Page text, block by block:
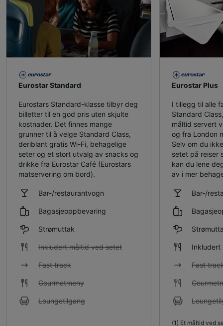
Eurostar Standard
Eurostars Standard-klasse tilbyr deg
billetter til en god pris uten skjulte
kostnader. Det finnes mange
grunner til å velge Standard Class,
deriblant gratis Wi-Fi, behagelige
seter og et stort utvalg av snacks og
drikke fra Eurostar Café (Eurostars
matservering om bord).
Bar-/restaurantvogn
Bagasjeoppbevaring
Strømuttak
Inkludert måltid ved setet
Fast track
Gourmetmeny
Loungetilgang
Eurostar Plus
I tillegg til alle
Standard
måltid servert
og fra London
Selv om du
setet på reiser
kan du lene
av i mer
Bar-/
Inkludert
Fast
(1) Et måltid ved